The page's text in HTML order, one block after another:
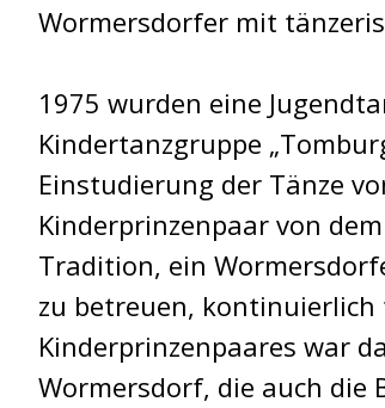
Wormersdorfer mit
1975 wurden eine
Kindertanzgruppe
Einstudierung der Tänze
Kinderprinzenpaar von
Tradition, ein
zu betreuen,
Kinderprinzenpaares war
Wormersdorf, die auch die